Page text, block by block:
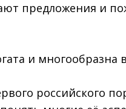
предложения и
и многообразна
российского